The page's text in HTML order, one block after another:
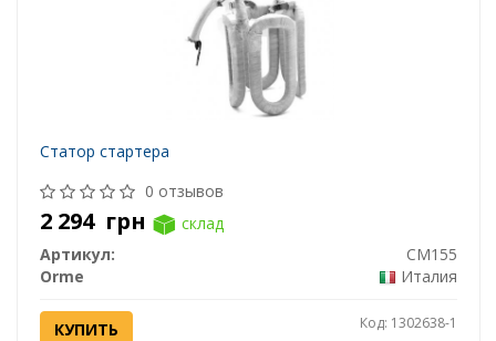
Статор стартера
0 отзывов
2 294 грн
склад
Артикул:
CM155
Orme
Италия
КУПИТЬ Код: 1302638-1